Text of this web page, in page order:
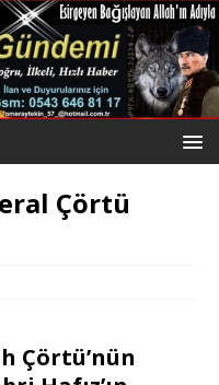
Çörtü
Çörtü’nün